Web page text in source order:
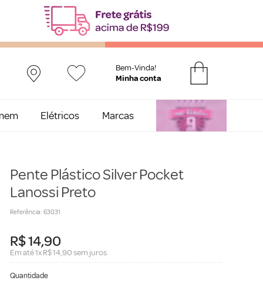
Bem-Vinda!
Elétricos Marcas
Pente Plástico Silver Pocket
Lanossi Preto
Referência: 63031
R$14,90
Em até1xR$14,90sem juros
Quantidade